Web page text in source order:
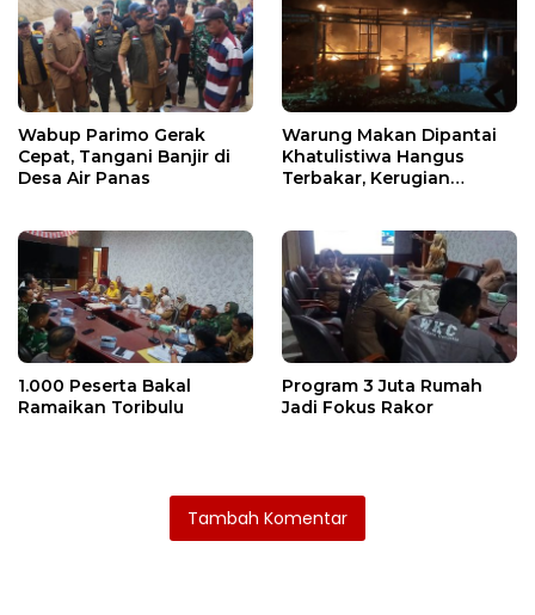
Wabup Parimo Gerak
Cepat, Tangani Banjir di
Desa Air Panas
Warung Makan Dipantai
Khatulistiwa Hangus
Terbakar, Kerugian
1.000 Peserta Bakal
Ramaikan Toribulu
Program 3 Juta Rumah
Jadi Fokus Rakor
Tambah Komentar